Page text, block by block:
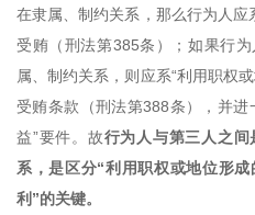
在隶属、制约关系，那么行为人应
受贿（刑法第385条）；如果行
属、制约关系，则应系“利用职权
受贿条款（刑法第388条），并进
益”要件。故行为人与第三人之
系，是区分“利用职权或地位形
利”的关键。